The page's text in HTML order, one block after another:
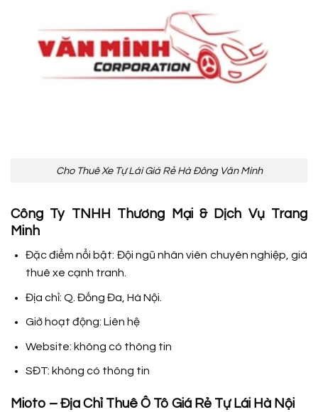
Cho Thuê Xe Tự Lái Giá Rẻ Hà Đông Văn Minh
Công Ty TNHH Thương Mại & Dịch Vụ Trang
Minh
Đặc điểm nổi bật: Đội ngũ nhân viên chuyên nghiệp, giá
thuê xe cạnh tranh.
Địa chỉ: Q. Đống Đa, Hà Nội.
Giờ hoạt động: Liên hệ
Website: không có thông tin
SĐT: không có thông tin
Mioto – Địa Chỉ Thuê Ô Tô Giá Rẻ Tự Lái Hà Nội